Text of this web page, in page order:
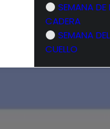
SEMANA DE
CADERA
SEMANA DEL
CUELLO